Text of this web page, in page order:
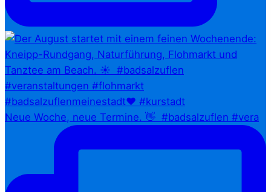
Neue Woche, neue Termine. 👋⁠ ⁠ #badsalzuflen #vera